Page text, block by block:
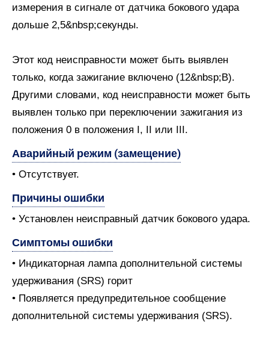
измерения в сигнале от датчика бокового удара
дольше 2,5&nbsp;секунды.
Этот код неисправности может быть выявлен
только, когда зажигание включено (12&nbsp;В).
Другими словами, код неисправности может быть
выявлен только при переключении зажигания из
положения 0 в положения I, II или III.
Аварийный режим (замещение)
• Отсутствует.
Причины ошибки
• Установлен неисправный датчик бокового удара.
Симптомы ошибки
• Индикаторная лампа дополнительной системы
удерживания (SRS) горит
• Появляется предупредительное сообщение
дополнительной системы удерживания (SRS).